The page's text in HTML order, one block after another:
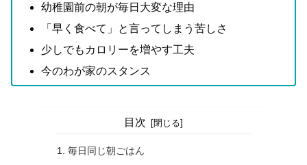
幼稚園前の朝が毎日大変な理由
「早く食べて」と言ってしまう苦しさ
少しでもカロリーを増やす工夫
今のわが家のスタンス
目次
毎日同じ朝ごはん